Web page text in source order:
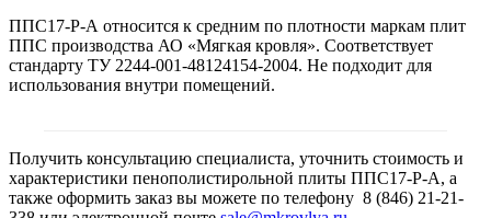
ППС17-Р-А относится к средним по плотности маркам плит
ППС производства АО «Мягкая кровля». Соответствует
стандарту ТУ 2244-001-48124154-2004. Не подходит для
использования внутри помещений.
Получить консультацию специалиста, уточнить стоимость и
характеристики пенополистирольной плиты ППС17-Р-А, а
также оформить заказ вы можете по телефону 8 (846) 21-21-